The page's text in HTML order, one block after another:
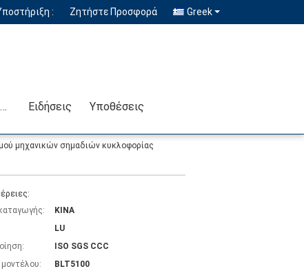
: Ζητήστε Προσφορά Greek
Επικοινωνήστε μαζί μας Ειδήσεις Υποθέσεις
μηχανικών σημαδιών κυκλοφορίας
ΚΙΝΑ
LU
ISO SGS CCC
BLT5100